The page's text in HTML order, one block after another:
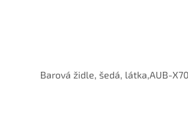
Barová židle, šedá, látka,AUB-